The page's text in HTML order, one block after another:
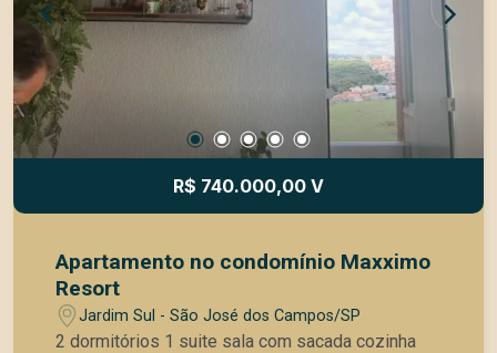
ideal para quem busca um lar pronto para morar,
com acabamento de qualidade e excelente
aproveitamento dos espaços. Agende sua visita
e venha conhecer essa oportunidade única!
R$ 740.000,00 V
Apartamento no condomínio Maxximo
Resort
Jardim Sul - São José dos Campos/SP
2 dormitórios 1 suite sala com sacada cozinha